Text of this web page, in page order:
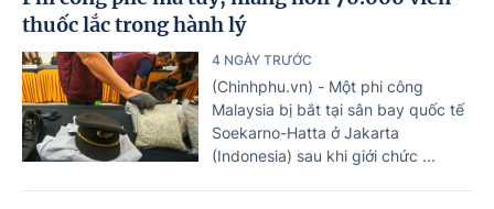
thuốc lắc trong hành lý
4 NGÀY TRƯỚC
(Chinhphu.vn) - Một phi công
Malaysia bị bắt tại sân bay quốc tế
Soekarno-Hatta ở Jakarta
(Indonesia) sau khi giới chức ...